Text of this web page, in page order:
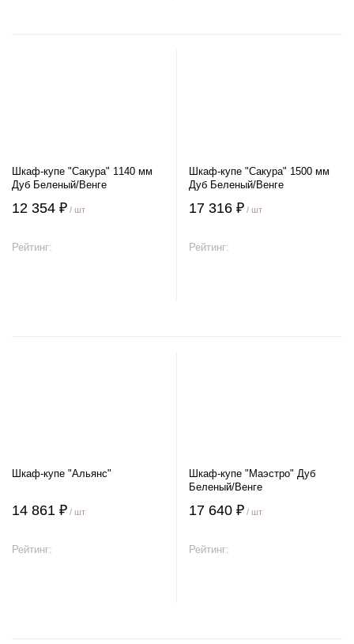
Шкаф-купе "Сакура" 1140 мм
Дуб Беленый/Венге
12 354 ₽ / шт
Рейтинг:
Шкаф-купе "Сакура" 1500 мм
Дуб Беленый/Венге
17 316 ₽ / шт
Рейтинг:
Шкаф-купе "Альянс"
14 861 ₽ / шт
Рейтинг:
Шкаф-купе "Маэстро" Дуб
Беленый/Венге
17 640 ₽ / шт
Рейтинг: